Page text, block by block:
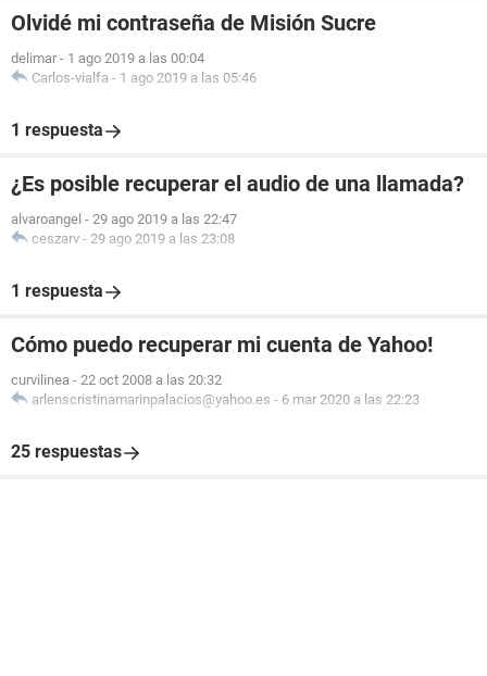
Olvidé mi contraseña de Misión Sucre
delimar - 1 ago 2019 a las 00:04
Carlos-vialfa - 1 ago 2019 a las 05:46
1 respuesta
¿Es posible recuperar el audio de una llamada?
alvaroangel - 29 ago 2019 a las 22:47
ceszarv - 29 ago 2019 a las 23:08
1 respuesta
Cómo puedo recuperar mi cuenta de Yahoo!
curvilinea - 22 oct 2008 a las 20:32
arlenscristinamarinpalacios@yahoo.es - 6 mar 2020 a las 22:23
25 respuestas